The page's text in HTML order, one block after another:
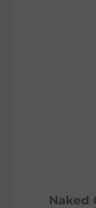
Naked